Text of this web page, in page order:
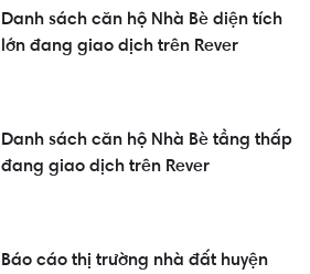
Danh sách căn hộ Nhà Bè diện tích
lớn đang giao dịch trên Rever
Danh sách căn hộ Nhà Bè tầng thấp
đang giao dịch trên Rever
Báo cáo thị trường nhà đất huyện